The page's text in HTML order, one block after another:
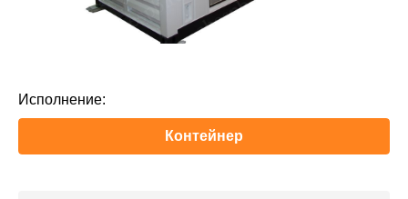
Исполнение:
Контейнер